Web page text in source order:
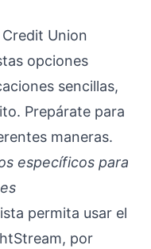
Union
opciones
sencillas,
Prepárate para
maneras.
específicos para
permita usar el
por